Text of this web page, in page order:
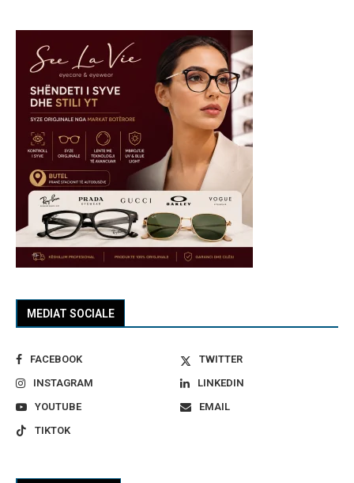
MEDIAT SOCIALE
FACEBOOK
TWITTER
INSTAGRAM
LINKEDIN
YOUTUBE
EMAIL
TIKTOK